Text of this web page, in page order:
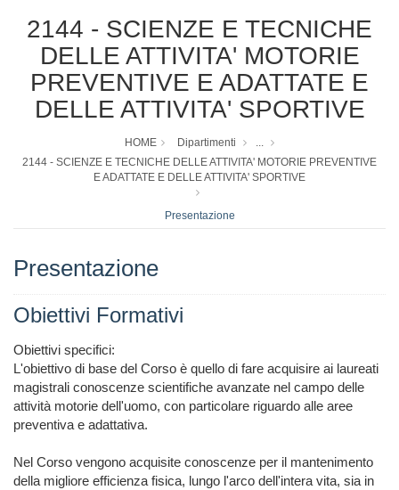
2144 - SCIENZE E TECNICHE
DELLE ATTIVITA' MOTORIE
PREVENTIVE E ADATTATE E
DELLE ATTIVITA' SPORTIVE
HOME Dipartimenti
...
2144 - SCIENZE E TECNICHE DELLE ATTIVITA' MOTORIE PREVENTIVE
E ADATTATE E DELLE ATTIVITA' SPORTIVE
Presentazione
Presentazione
Obiettivi Formativi
Obiettivi specifici:
L'obiettivo di base del Corso è quello di fare acquisire ai laureati
magistrali conoscenze scientifiche avanzate nel campo delle
attività motorie dell'uomo, con particolare riguardo alle aree
preventiva e adattativa.
Nel Corso vengono acquisite conoscenze per il mantenimento
della migliore efficienza fisica, lungo l'arco dell'intera vita, sia in